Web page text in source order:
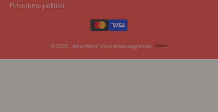
Privatumo politika
© 2026, „Alma littera“. Visos teisės saugomos.